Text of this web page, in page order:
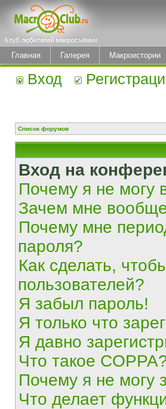
Главная Галерея Макроистории
Вход
Список форумов
Вход на
Почему я не могу
Зачем мне
Почему мне
пароля?
Как сделать,
пользователей?
Я забыл пароль!
Я только что
Я давно
Что такое
Почему я не могу
Что делает